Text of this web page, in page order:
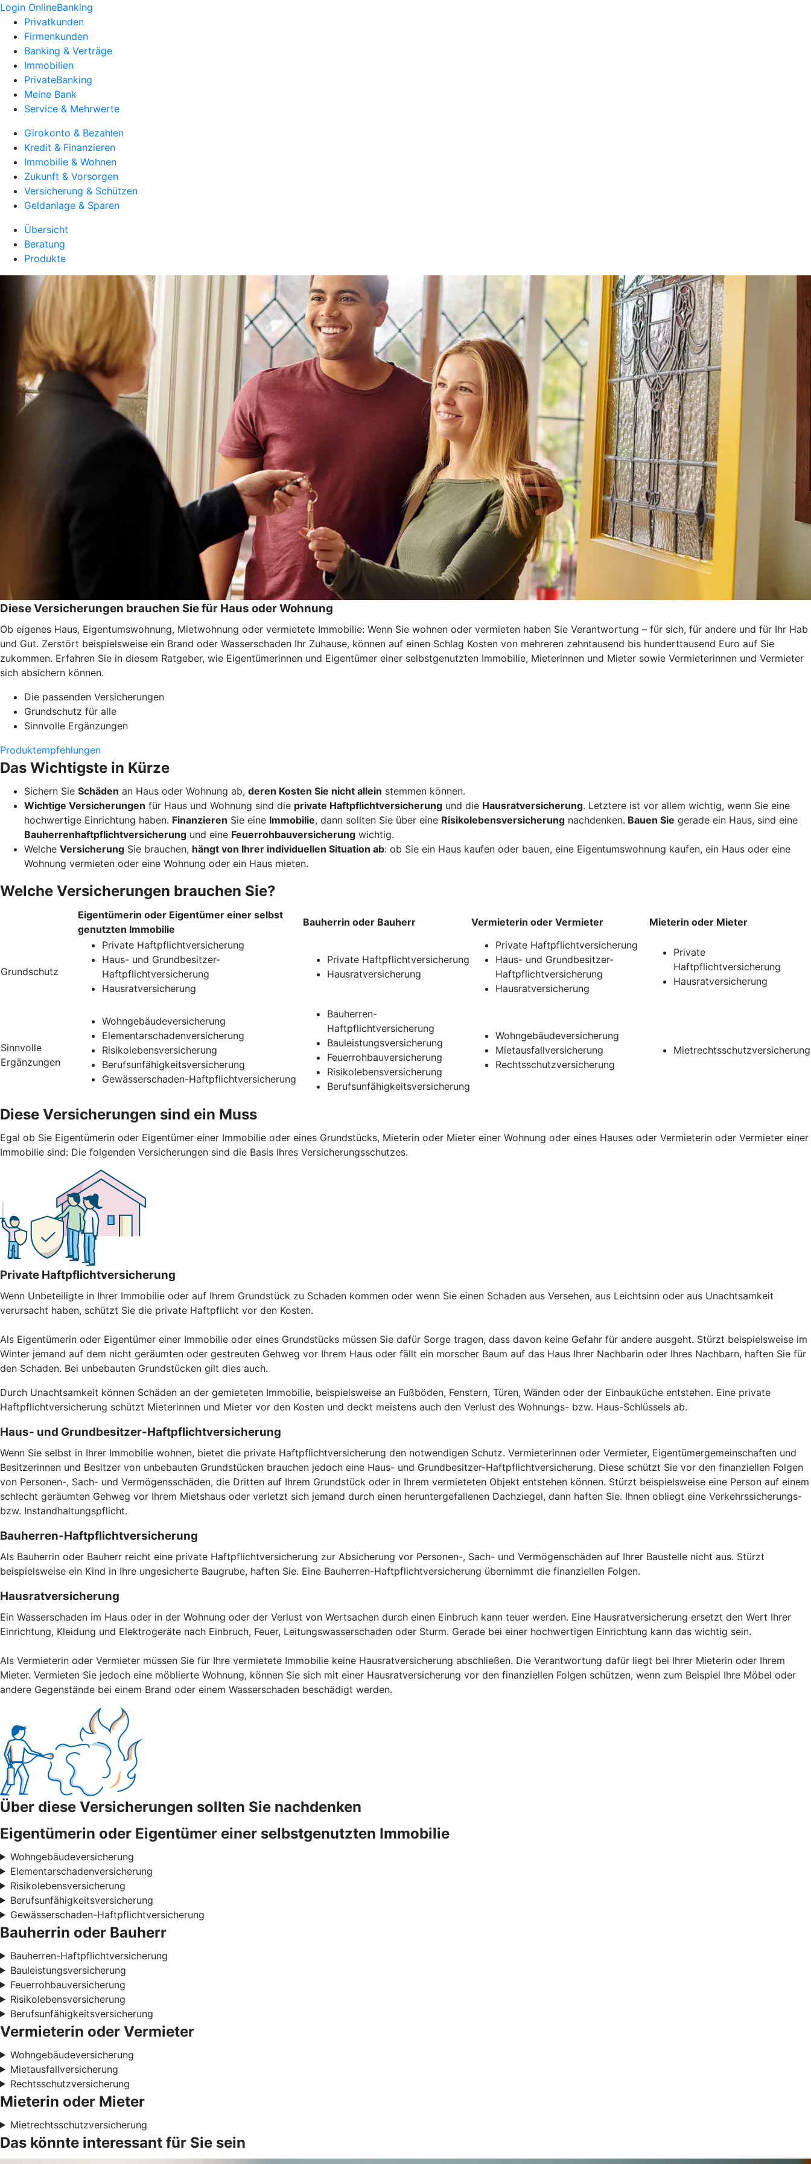
Login OnlineBanking
Privatkunden
Firmenkunden
Banking & Verträge
Immobilien
PrivateBanking
Meine Bank
Service & Mehrwerte
Girokonto & Bezahlen
Kredit & Finanzieren
Immobilie & Wohnen
Zukunft & Vorsorgen
Versicherung & Schützen
Geldanlage & Sparen
Übersicht
Beratung
Produkte
Diese Versicherungen brauchen Sie für Haus oder Wohnung
Ob eigenes Haus, Eigentumswohnung, Mietwohnung oder vermietete Immobilie: Wenn Sie wohnen oder vermieten haben Sie Verantwortung – für sich, für andere und für Ihr Hab
und Gut. Zerstört beispielsweise ein Brand oder Wasserschaden Ihr Zuhause, können auf einen Schlag Kosten von mehreren zehntausend bis hunderttausend Euro auf Sie
zukommen. Erfahren Sie in diesem Ratgeber, wie Eigentümerinnen und Eigentümer einer selbstgenutzten Immobilie, Mieterinnen und Mieter sowie Vermieterinnen und Vermieter
sich absichern können.
Die passenden Versicherungen
Grundschutz für alle
Sinnvolle Ergänzungen
Produktempfehlungen
Das Wichtigste in Kürze
Sichern Sie Schäden an Haus oder Wohnung ab, deren Kosten Sie nicht allein stemmen können.
Wichtige Versicherungen für Haus und Wohnung sind die private Haftpflichtversicherung und die Hausratversicherung. Letztere ist vor allem wichtig, wenn Sie eine
hochwertige Einrichtung haben. Finanzieren Sie eine Immobilie, dann sollten Sie über eine Risikolebensversicherung nachdenken. Bauen Sie gerade ein Haus, sind eine
Bauherrenhaftpflichtversicherung und eine Feuerrohbauversicherung wichtig.
Welche Versicherung Sie brauchen, hängt von Ihrer individuellen Situation ab: ob Sie ein Haus kaufen oder bauen, eine Eigentumswohnung kaufen, ein Haus oder eine
Wohnung vermieten oder eine Wohnung oder ein Haus mieten.
Welche Versicherungen brauchen Sie?
Eigentümerin oder Eigentümer einer selbst
genutzten Immobilie
Bauherrin oder Bauherr Vermieterin oder Vermieter Mieterin oder Mieter
Grundschutz
Private Haftpflichtversicherung
Haus- und Grundbesitzer-
Haftpflichtversicherung
Hausratversicherung
Private Haftpflichtversicherung
Hausratversicherung
Private Haftpflichtversicherung
Haus- und Grundbesitzer-
Haftpflichtversicherung
Hausratversicherung
Private
Haftpflichtversicherung
Hausratversicherung
Sinnvolle
Ergänzungen
Wohngebäudeversicherung
Elementarschadenversicherung
Risikolebensversicherung
Berufsunfähigkeitsversicherung
Gewässerschaden-Haftpflichtversicherung
Bauherren-
Haftpflichtversicherung
Bauleistungsversicherung
Feuerrohbauversicherung
Risikolebensversicherung
Berufsunfähigkeitsversicherung
Wohngebäudeversicherung
Mietausfallversicherung
Rechtsschutzversicherung
Mietrechtsschutzversicherung
Diese Versicherungen sind ein Muss
Egal ob Sie Eigentümerin oder Eigentümer einer Immobilie oder eines Grundstücks, Mieterin oder Mieter einer Wohnung oder eines Hauses oder Vermieterin oder Vermieter einer
Immobilie sind: Die folgenden Versicherungen sind die Basis Ihres Versicherungsschutzes.
Private Haftpflichtversicherung
Wenn Unbeteiligte in Ihrer Immobilie oder auf Ihrem Grundstück zu Schaden kommen oder wenn Sie einen Schaden aus Versehen, aus Leichtsinn oder aus Unachtsamkeit
verursacht haben, schützt Sie die private Haftpflicht vor den Kosten.
Als Eigentümerin oder Eigentümer einer Immobilie oder eines Grundstücks müssen Sie dafür Sorge tragen, dass davon keine Gefahr für andere ausgeht. Stürzt beispielsweise im
Winter jemand auf dem nicht geräumten oder gestreuten Gehweg vor Ihrem Haus oder fällt ein morscher Baum auf das Haus Ihrer Nachbarin oder Ihres Nachbarn, haften Sie für
den Schaden. Bei unbebauten Grundstücken gilt dies auch.
Durch Unachtsamkeit können Schäden an der gemieteten Immobilie, beispielsweise an Fußböden, Fenstern, Türen, Wänden oder der Einbauküche entstehen. Eine private
Haftpflichtversicherung schützt Mieterinnen und Mieter vor den Kosten und deckt meistens auch den Verlust des Wohnungs- bzw. Haus-Schlüssels ab.
Haus- und Grundbesitzer-Haftpflichtversicherung
Wenn Sie selbst in Ihrer Immobilie wohnen, bietet die private Haftpflichtversicherung den notwendigen Schutz. Vermieterinnen oder Vermieter, Eigentümergemeinschaften und
Besitzerinnen und Besitzer von unbebauten Grundstücken brauchen jedoch eine Haus- und Grundbesitzer-Haftpflichtversicherung. Diese schützt Sie vor den finanziellen Folgen
von Personen-, Sach- und Vermögensschäden, die Dritten auf Ihrem Grundstück oder in Ihrem vermieteten Objekt entstehen können. Stürzt beispielsweise eine Person auf einem
schlecht geräumten Gehweg vor Ihrem Mietshaus oder verletzt sich jemand durch einen heruntergefallenen Dachziegel, dann haften Sie. Ihnen obliegt eine Verkehrssicherungs-
bzw. Instandhaltungspflicht.
Bauherren-Haftpflichtversicherung
Als Bauherrin oder Bauherr reicht eine private Haftpflichtversicherung zur Absicherung vor Personen-, Sach- und Vermögenschäden auf Ihrer Baustelle nicht aus. Stürzt
beispielsweise ein Kind in Ihre ungesicherte Baugrube, haften Sie. Eine Bauherren-Haftpflichtversicherung übernimmt die finanziellen Folgen.
Hausratversicherung
Ein Wasserschaden im Haus oder in der Wohnung oder der Verlust von Wertsachen durch einen Einbruch kann teuer werden. Eine Hausratversicherung ersetzt den Wert Ihrer
Einrichtung, Kleidung und Elektrogeräte nach Einbruch, Feuer, Leitungswasserschaden oder Sturm. Gerade bei einer hochwertigen Einrichtung kann das wichtig sein.
Als Vermieterin oder Vermieter müssen Sie für Ihre vermietete Immobilie keine Hausratversicherung abschließen. Die Verantwortung dafür liegt bei Ihrer Mieterin oder Ihrem
Mieter. Vermieten Sie jedoch eine möblierte Wohnung, können Sie sich mit einer Hausratversicherung vor den finanziellen Folgen schützen, wenn zum Beispiel Ihre Möbel oder
andere Gegenstände bei einem Brand oder einem Wasserschaden beschädigt werden.
Über diese Versicherungen sollten Sie nachdenken
Eigentümerin oder Eigentümer einer selbstgenutzten Immobilie
Wohngebäudeversicherung
Elementarschadenversicherung
Risikolebensversicherung
Berufsunfähigkeitsversicherung
Gewässerschaden-Haftpflichtversicherung
Bauherrin oder Bauherr
Bauherren-Haftpflichtversicherung
Bauleistungsversicherung
Feuerrohbauversicherung
Risikolebensversicherung
Berufsunfähigkeitsversicherung
Vermieterin oder Vermieter
Wohngebäudeversicherung
Mietausfallversicherung
Rechtsschutzversicherung
Mieterin oder Mieter
Mietrechtsschutzversicherung
Das könnte interessant für Sie sein